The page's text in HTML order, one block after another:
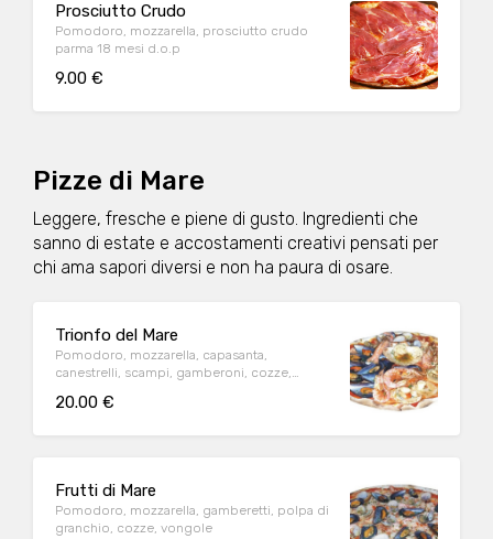
Prosciutto Crudo
Pomodoro, mozzarella, prosciutto crudo
parma 18 mesi d.o.p
9.00 €
Pizze di Mare
Leggere, fresche e piene di gusto. Ingredienti che
sanno di estate e accostamenti creativi pensati per
chi ama sapori diversi e non ha paura di osare.
Trionfo del Mare
Pomodoro, mozzarella, capasanta,
canestrelli, scampi, gamberoni, cozze,
20.00 €
Frutti di Mare
Pomodoro, mozzarella, gamberetti, polpa di
granchio, cozze, vongole